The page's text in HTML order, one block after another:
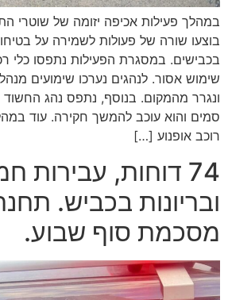
במהלך פעילות אכיפה יזומה של שוטרי
בוצעו שורה של פעולות לשמירה על
בכבישים. במסגרת הפעילות נתפסו כלי
שימוש אסור. לנהגים נערכו שימועים
ונגרר מהמקום. בנוסף, נתפס נהג
סמים והוא עוכב להמשך חקירה. עוד
רוכב אופנוע […]
74 דוחות, עבירות
ובריונות בכביש.
מסכמת סוף שבוע.